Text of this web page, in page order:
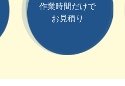
作業時間だけで
お見積り